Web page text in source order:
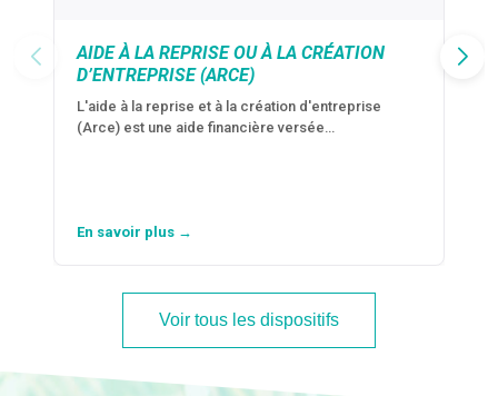
AIDE À LA REPRISE OU À LA CRÉATION
D’ENTREPRISE (ARCE)
L'aide à la reprise et à la création d'entreprise
(Arce) est une aide financière versée…
En savoir plus →
Voir tous les dispositifs